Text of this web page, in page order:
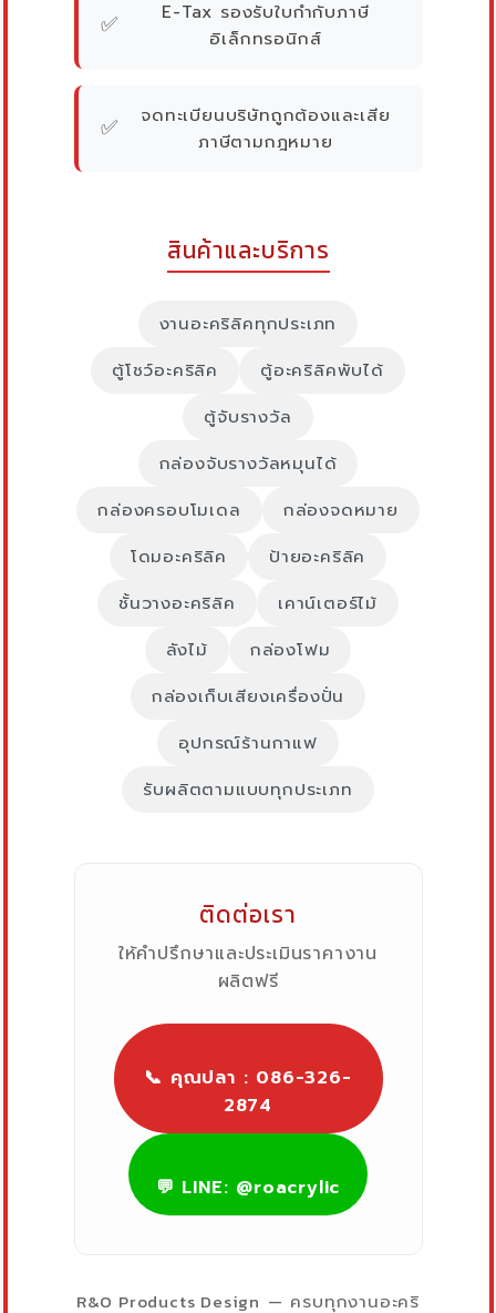
✅
E-Tax รองรับใบกำกับภาษี
อิเล็กทรอนิกส์
✅
จดทะเบียนบริษัทถูกต้องและเสีย
ภาษีตามกฎหมาย
สินค้าและบริการ
งานอะคริลิคทุกประเภท
ตู้โชว์อะคริลิค
ตู้อะคริลิคพับได้
ตู้จับรางวัล
กล่องจับรางวัลหมุนได้
กล่องครอบโมเดล
กล่องจดหมาย
โดมอะคริลิค
ป้ายอะคริลิค
ชั้นวางอะคริลิค
เคาน์เตอร์ไม้
ลังไม้
กล่องโฟม
กล่องเก็บเสียงเครื่องปั่น
อุปกรณ์ร้านกาแฟ
รับผลิตตามแบบทุกประเภท
ติดต่อเรา
ให้คำปรึกษาและประเมินราคางาน
ผลิตฟรี
📞 คุณปลา : 086-326-
2874
💬 LINE: @roacrylic
R&O Products Design — ครบทุกงานอะคริ